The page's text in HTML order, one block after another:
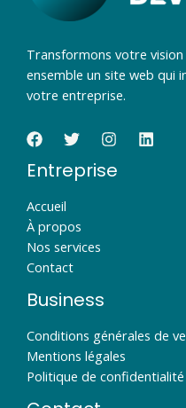
Transformons votre
ensemble un site web qui
votre entreprise.
Entreprise
Accueil
À propos
Nos services
Contact
Business
Conditions générales de
Mentions légales
Politique de confidentialité